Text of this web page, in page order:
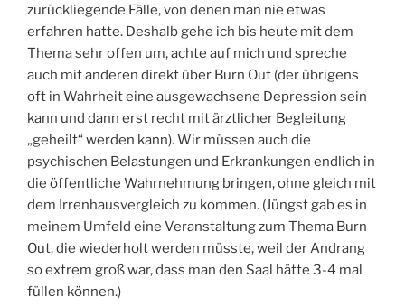
zurückliegende Fälle, von denen man nie etwas
erfahren hatte. Deshalb gehe ich bis heute mit dem
Thema sehr offen um, achte auf mich und spreche
auch mit anderen direkt über Burn Out (der übrigens
oft in Wahrheit eine ausgewachsene Depression sein
kann und dann erst recht mit ärztlicher Begleitung
„geheilt“ werden kann). Wir müssen auch die
psychischen Belastungen und Erkrankungen endlich in
die öffentliche Wahrnehmung bringen, ohne gleich mit
dem Irrenhausvergleich zu kommen. (Jüngst gab es in
meinem Umfeld eine Veranstaltung zum Thema Burn
Out, die wiederholt werden müsste, weil der Andrang
so extrem groß war, dass man den Saal hätte 3-4 mal
füllen können.)